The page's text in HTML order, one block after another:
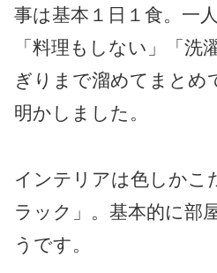
事は基本１日１食。一
「料理もしない」「洗
ぎりまで溜めてまとめ
明かしました。
インテリアは色しかこ
ラック」。基本的に部
うです。